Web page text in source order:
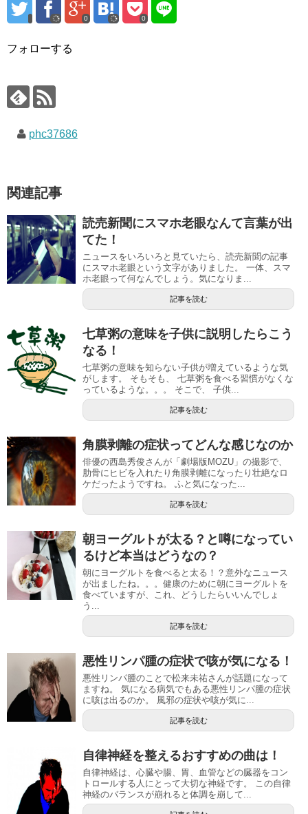
0 0
フォローする
phc37686
関連記事
読売新聞にスマホ老眼なんて言葉が出
てた！
ニュースをいろいろと見ていたら、読売新聞の記事
にスマホ老眼という文字がありました。 一体、スマ
ホ老眼って何なんでしょう。気になりま...
記事を読む
七草粥の意味を子供に説明したらこう
なる！
七草粥の意味を知らない子供が増えているような気
がします。 そもそも、 七草粥を食べる習慣がなくな
っているような。。。 そこで、 子供...
記事を読む
角膜剥離の症状ってどんな感じなのか
俳優の西島秀俊さんが「劇場版MOZU」の撮影で、
肋骨にヒビを入れたり角膜剥離になったり壮絶なロ
ケだったようですね。 ふと気になった...
記事を読む
朝ヨーグルトが太る？と噂になってい
るけど本当はどうなの？
朝にヨーグルトを食べると太る！？意外なニュース
が出ましたね。。。健康のために朝にヨーグルトを
食べていますが、これ、どうしたらいいんでしょ
う...
記事を読む
悪性リンパ腫の症状で咳が気になる！
悪性リンパ腫のことで松来未祐さんが話題になって
ますね。 気になる病気でもある悪性リンパ腫の症状
に咳は出るのか。 風邪の症状や咳が気に...
記事を読む
自律神経を整えるおすすめの曲は！
自律神経は、心臓や腸、胃、血管などの臓器をコン
トロールする人にとって大切な神経です。 この自律
神経のバランスが崩れると体調を崩して...